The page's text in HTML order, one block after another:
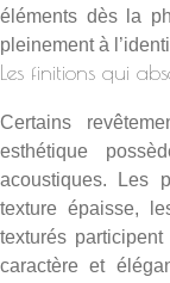
éléments dès la
pleinement à
Les finitions qui
Certains
esthétique
acoustiques. Les
texture épaisse,
texturés
caractère et